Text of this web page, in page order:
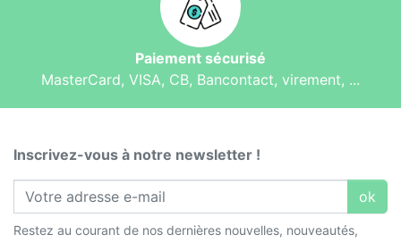
Paiement sécurisé
MasterCard, VISA, CB, Bancontact, virement, ...
Inscrivez-vous à notre newsletter !
ok
Restez au courant de nos dernières nouvelles, nouveautés,